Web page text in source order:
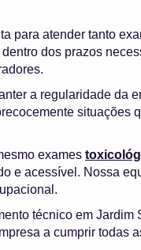
para atender tanto
dentro dos prazos
a regularidade da
situações
exames
e acessível. Nossa
técnico em
a cumprir todas